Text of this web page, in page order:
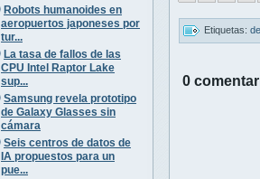
Robots humanoides en
aeropuertos japoneses por
tur...
La tasa de fallos de las
CPU Intel Raptor Lake
sup...
Samsung revela prototipo
de Galaxy Glasses sin
cámara
Seis centros de datos de
IA propuestos para un
pue...
Etiquetas:
0